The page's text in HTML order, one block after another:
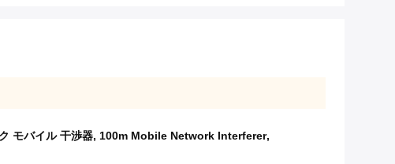
モバイル 干渉器, 100m Mobile Network Interferer,